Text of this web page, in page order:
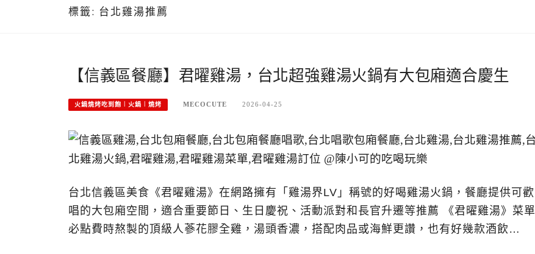
標籤: 台北雞湯推薦
【信義區餐廳】君曜雞湯，台北超強雞湯火鍋有大包廂適合慶生
火鍋燒烤吃到飽︱火鍋︱燒烤 MECOCUTE 2026-04-25
台北信義區美食《君曜雞湯》在網路擁有「雞湯界LV」稱號的好喝雞湯火鍋，餐廳提供可歡
唱的大包廂空間，適合重要節日、生日慶祝、活動派對和長官升遷等推薦 《君曜雞湯》菜單
必點費時熬製的頂級人蔘花膠全雞，湯頭香濃，搭配肉品或海鮮更讚，也有好幾款酒飲…